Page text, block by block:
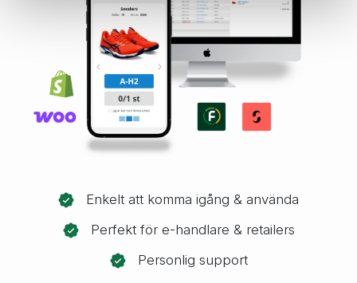
Enkelt att komma igång & använda
Perfekt för e-handlare & retailers
Personlig support